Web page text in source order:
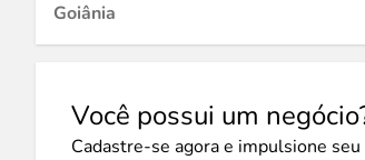
Goiânia
Você possui um
Cadastre-se agora e impulsione